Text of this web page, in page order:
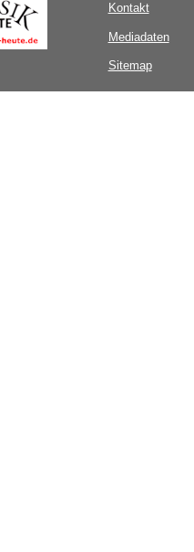
Kontakt
Mediadaten
Sitemap